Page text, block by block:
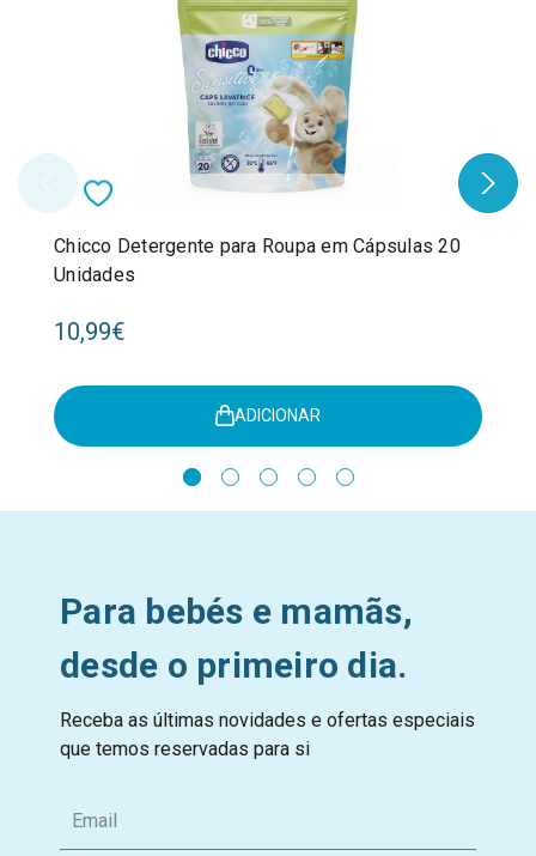
Chicco Detergente para Roupa em Cápsulas 20
Unidades
10,99€
ADICIONAR
Para bebés e mamãs,
desde o primeiro dia.
Receba as últimas novidades e ofertas especiais
que temos reservadas para si
m